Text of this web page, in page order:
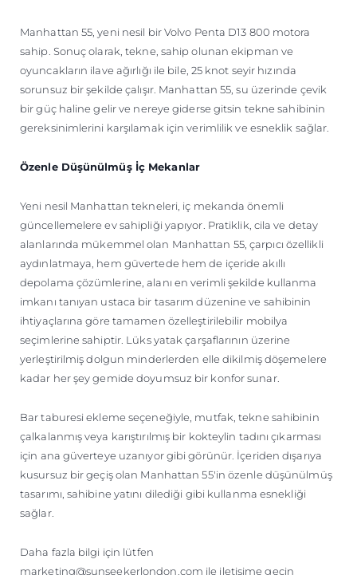
Manhattan 55, yeni nesil bir Volvo Penta D13 800 motora
sahip. Sonuç olarak, tekne, sahip olunan ekipman ve
oyuncakların ilave ağırlığı ile bile, 25 knot seyir hızında
sorunsuz bir şekilde çalışır. Manhattan 55, su üzerinde çevik
bir güç haline gelir ve nereye giderse gitsin tekne sahibinin
gereksinimlerini karşılamak için verimlilik ve esneklik sağlar.
Özenle Düşünülmüş İç Mekanlar
Yeni nesil Manhattan tekneleri, iç mekanda önemli
güncellemelere ev sahipliği yapıyor. Pratiklik, cila ve detay
alanlarında mükemmel olan Manhattan 55, çarpıcı özellikli
aydınlatmaya, hem güvertede hem de içeride akıllı
depolama çözümlerine, alanı en verimli şekilde kullanma
imkanı tanıyan ustaca bir tasarım düzenine ve sahibinin
ihtiyaçlarına göre tamamen özelleştirilebilir mobilya
seçimlerine sahiptir. Lüks yatak çarşaflarının üzerine
yerleştirilmiş dolgun minderlerden elle dikilmiş döşemelere
kadar her şey gemide doyumsuz bir konfor sunar.
Bar taburesi ekleme seçeneğiyle, mutfak, tekne sahibinin
çalkalanmış veya karıştırılmış bir kokteylin tadını çıkarması
için ana güverteye uzanıyor gibi görünür. İçeriden dışarıya
kusursuz bir geçiş olan Manhattan 55'in özenle düşünülmüş
tasarımı, sahibine yatını dilediği gibi kullanma esnekliği
sağlar.
Daha fazla bilgi için lütfen
marketing@sunseekerlondon.com ile iletişime geçin